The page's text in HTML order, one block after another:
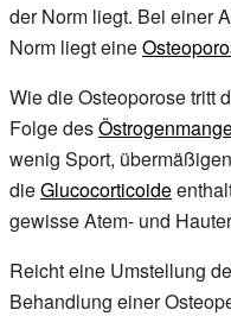
der Norm liegt. Bei einer
Norm liegt eine
Wie die Osteoporose tritt
Folge des
wenig Sport,
dieGlucocorticoide
gewisse Atem- und
Reicht eine Umstellung
Behandlung einer